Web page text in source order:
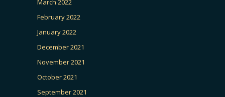
March 2022
February 2022
January 2022
December 2021
November 2021
October 2021
September 2021